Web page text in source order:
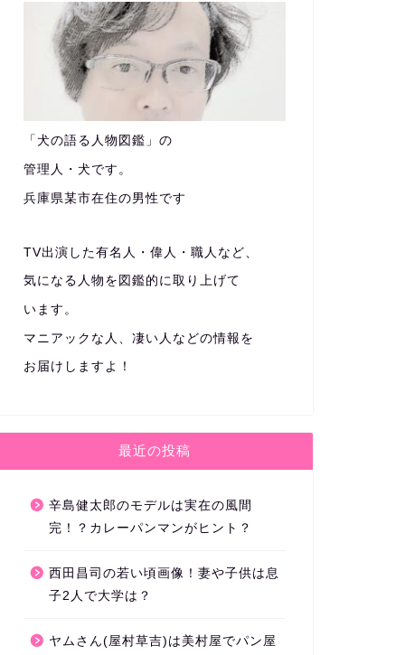
「犬の語る人物図鑑」の
管理人・犬です。
兵庫県某市在住の男性です
TV出演した有名人・偉人・職人など、
気になる人物を図鑑的に取り上げて
います。
マニアックな人、凄い人などの情報を
お届けしますよ！
最近の投稿
辛島健太郎のモデルは実在の風間
完！？カレーパンマンがヒント？
西田昌司の若い頃画像！妻や子供は息
子2人で大学は？
ヤムさん(屋村草吉)は美村屋でパン屋